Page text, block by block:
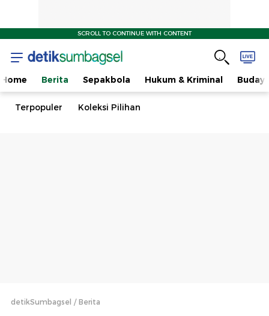
SCROLL TO CONTINUE WITH CONTENT
Home Berita Sepakbola Hukum & Kriminal
Terpopuler Koleksi Pilihan
detikSumbagsel Berita